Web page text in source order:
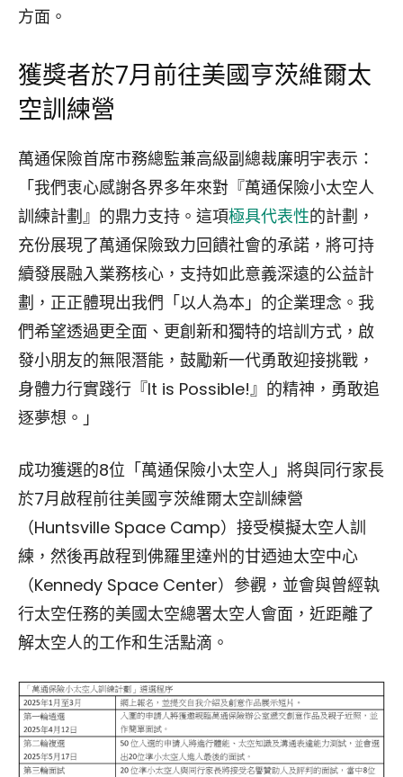
方面。
獲獎者於7月前往美國亨茨維爾太
空訓練營
萬通保險首席巿務總監兼高級副總裁廉明宇表示：
「我們衷心感謝各界多年來對『萬通保險小太空人
訓練計劃』的鼎力支持。這項極具代表性的計劃，
充份展現了萬通保險致力回饋社會的承諾，將可持
續發展融入業務核心，支持如此意義深遠的公益計
劃，正正體現出我們「以人為本」的企業理念。我
們希望透過更全面、更創新和獨特的培訓方式，啟
發小朋友的無限潛能，鼓勵新一代勇敢迎接挑戰，
身體力行實踐行『It is Possible!』的精神，勇敢追
逐夢想。」
成功獲選的8位「萬通保險小太空人」將與同行家長
於7月啟程前往美國亨茨維爾太空訓練營
（Huntsville Space Camp）接受模擬太空人訓
練，然後再啟程到佛羅里達州的甘迺迪太空中心
（Kennedy Space Center）參觀，並會與曾經執
行太空任務的美國太空總署太空人會面，近距離了
解太空人的工作和生活點滴。